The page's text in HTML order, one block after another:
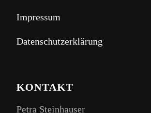
Impressum
Datenschutzerklärung
KONTAKT
Petra Steinhauser